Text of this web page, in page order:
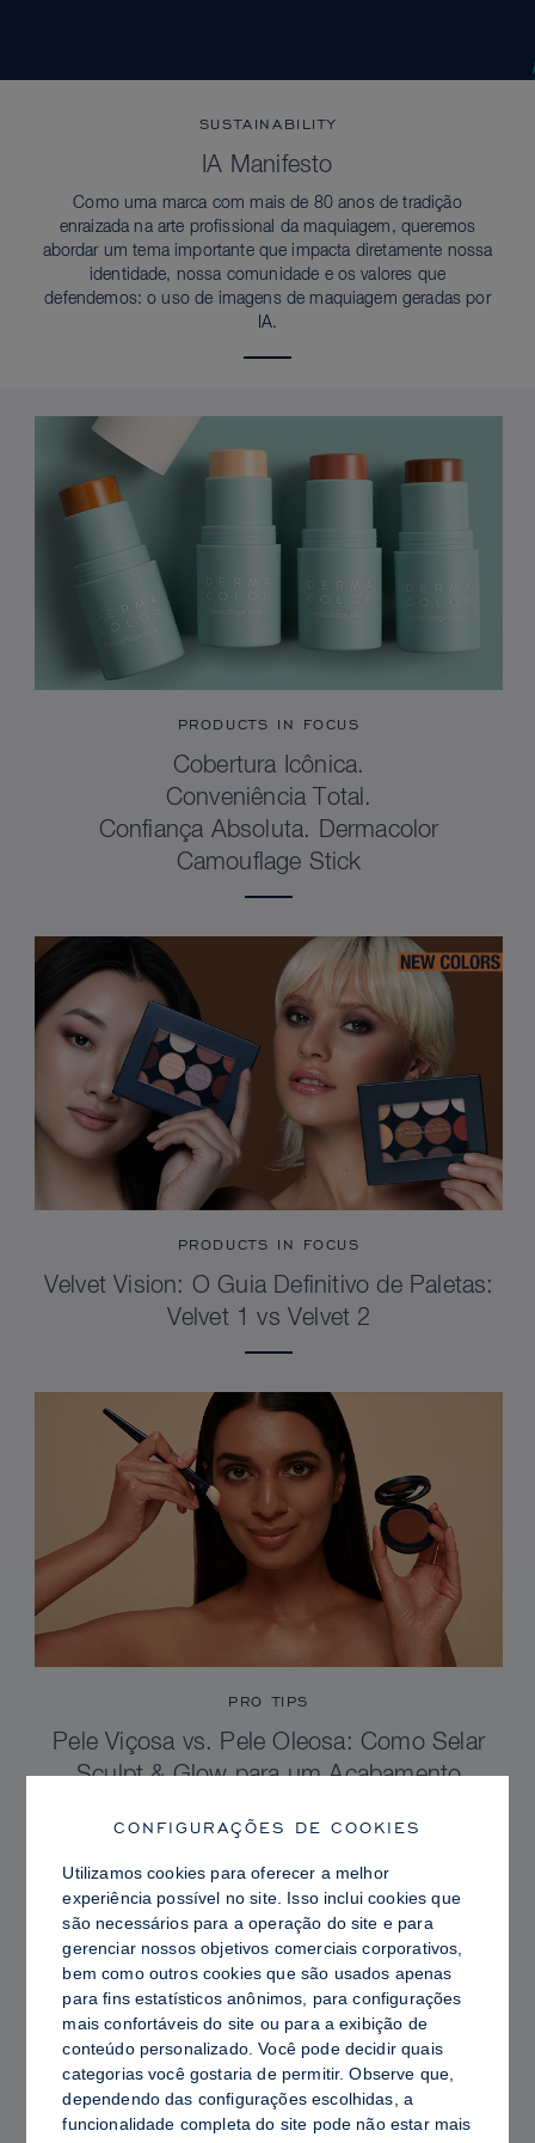
SUSTAINABILITY
IA Manifesto
Como uma marca com mais de 80 anos de tradição
enraizada na arte profissional da maquiagem, queremos
abordar um tema importante que impacta diretamente nossa
identidade, nossa comunidade e os valores que
defendemos: o uso de imagens de maquiagem geradas por
IA.
PRODUCTS IN FOCUS
Cobertura Icônica.
Conveniência Total.
Confiança Absoluta. Dermacolor
Camouflage Stick
PRODUCTS IN FOCUS
Velvet Vision: O Guia Definitivo de Paletas:
Velvet 1 vs Velvet 2
PRO TIPS
Pele Viçosa vs. Pele Oleosa: Como Selar
Sculpt & Glow para um Acabamento
CONFIGURAÇÕES DE COOKIES
Utilizamos cookies para oferecer a melhor
experiência possível no site. Isso inclui cookies que
são necessários para a operação do site e para
gerenciar nossos objetivos comerciais corporativos,
bem como outros cookies que são usados ​​apenas
para fins estatísticos anônimos, para configurações
mais confortáveis ​​do site ou para a exibição de
conteúdo personalizado. Você pode decidir quais
categorias você gostaria de permitir. Observe que,
dependendo das configurações escolhidas, a
funcionalidade completa do site pode não estar mais